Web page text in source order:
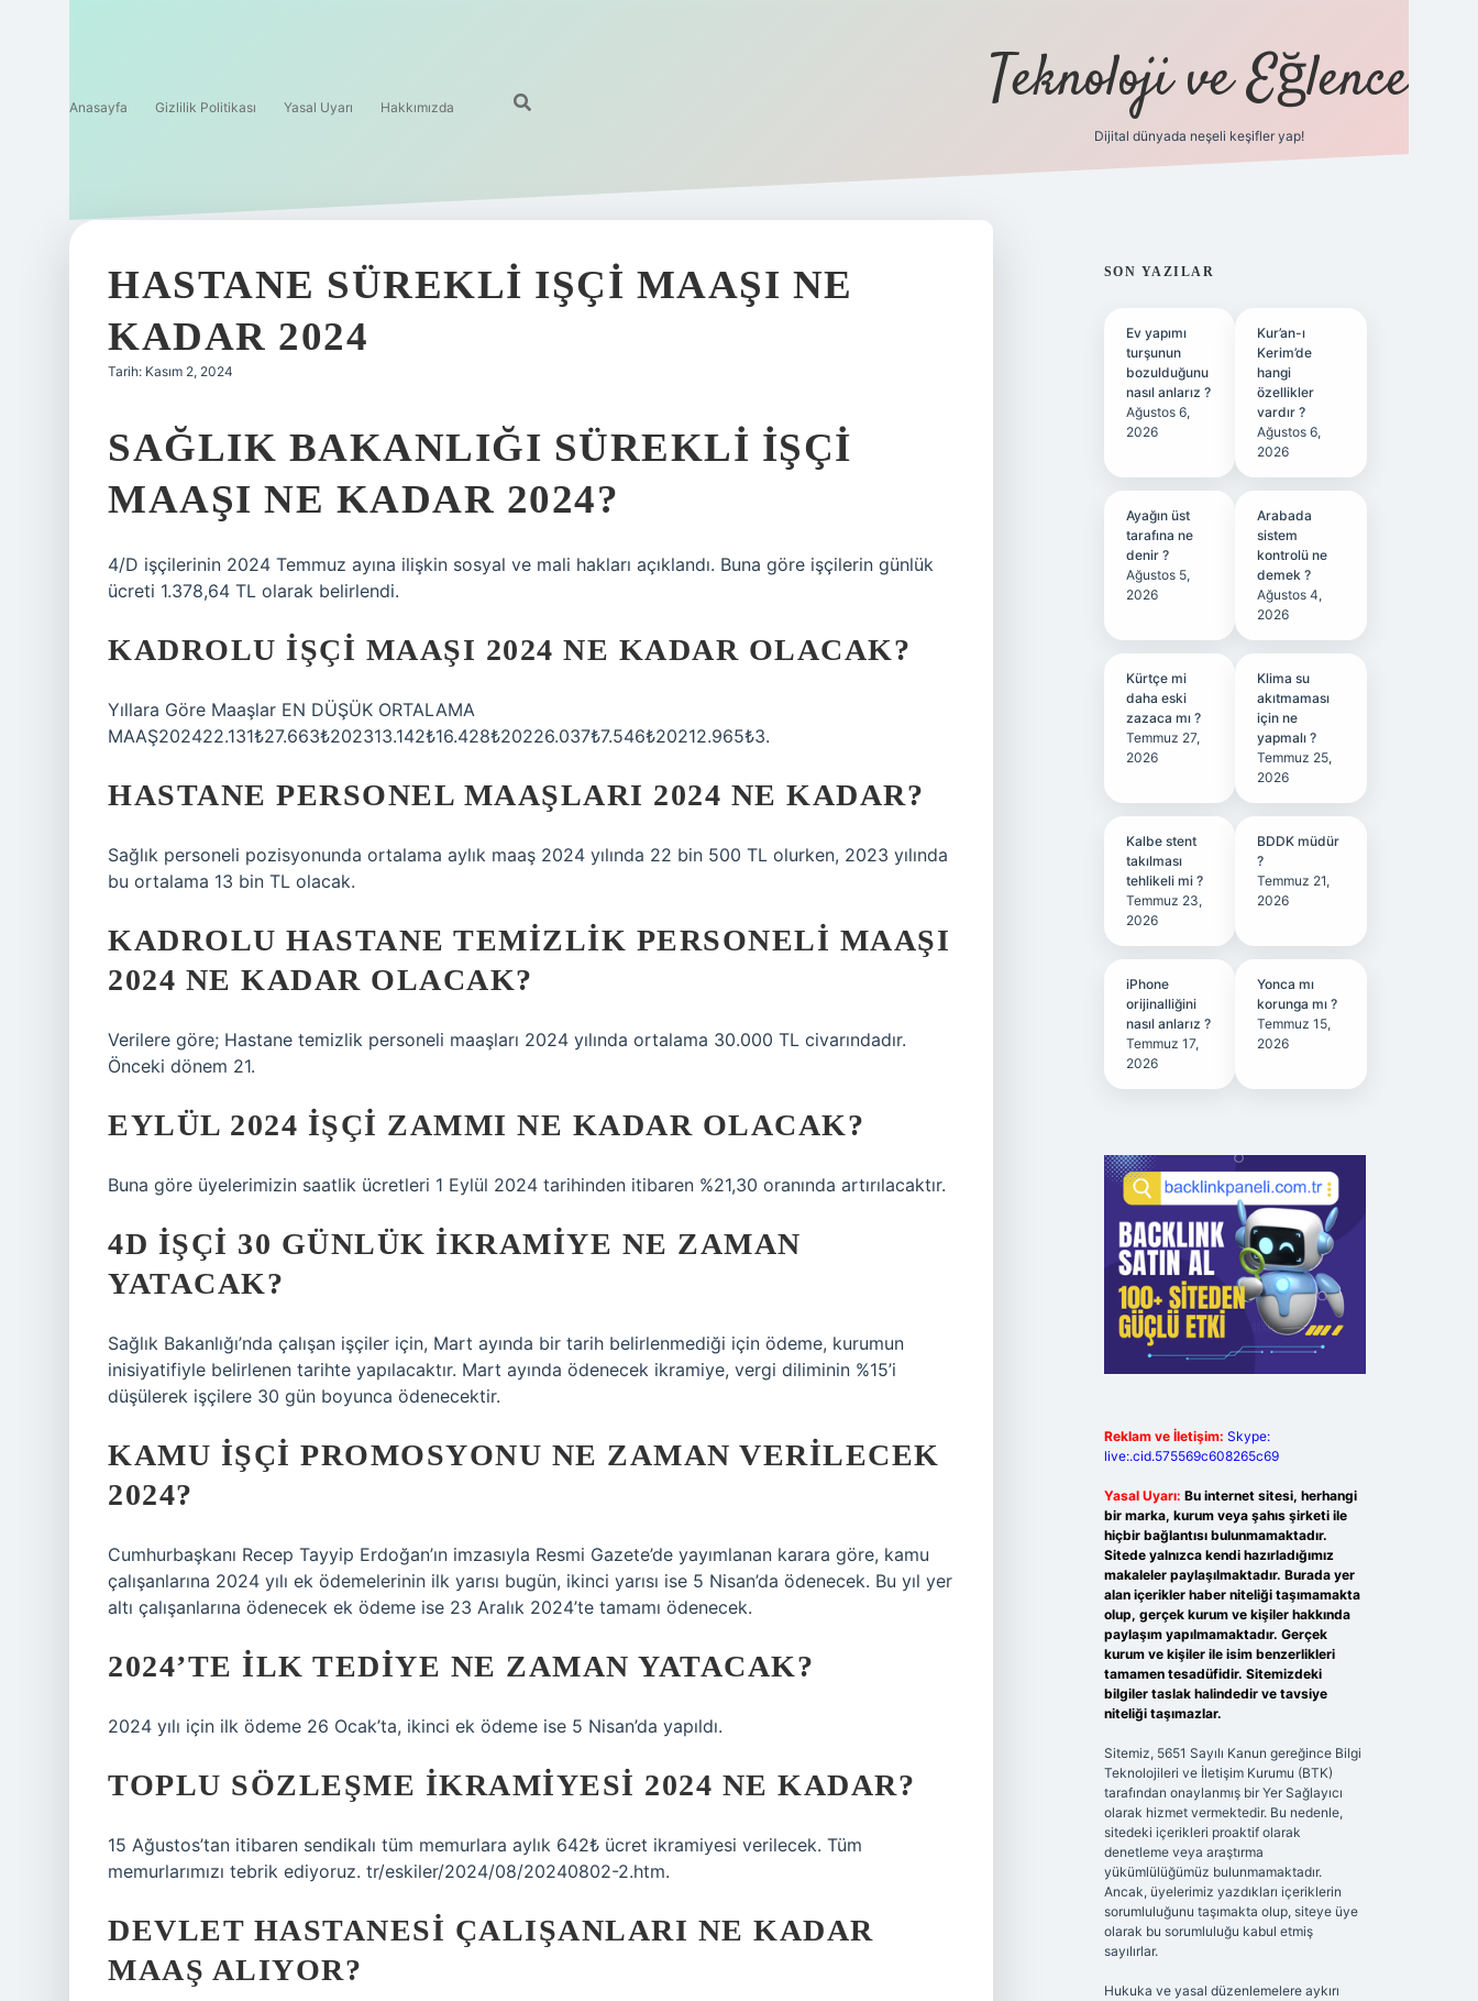
Anasayfa Gizlilik Politikası Yasal Uyarı Hakkımızda Teknoloji ve Eğlence
Dijital dünyada neşeli keşifler yap!
HASTANE SÜREKLI IŞÇI MAAŞI NE
KADAR 2024
Tarih: Kasım 2, 2024
SAĞLIK BAKANLIĞI SÜREKLI IŞÇI
MAAŞI NE KADAR 2024?
4/D işçilerinin 2024 Temmuz ayına ilişkin sosyal ve mali hakları açıklandı. Buna göre işçilerin günlük
ücreti 1.378,64 TL olarak belirlendi.
KADROLU IŞÇI MAAŞI 2024 NE KADAR OLACAK?
Yıllara Göre Maaşlar EN DÜŞÜK ORTALAMA
MAAŞ202422.131₺27.663₺202313.142₺16.428₺20226.037₺7.546₺20212.965₺3.
HASTANE PERSONEL MAAŞLARI 2024 NE KADAR?
Sağlık personeli pozisyonunda ortalama aylık maaş 2024 yılında 22 bin 500 TL olurken, 2023 yılında
bu ortalama 13 bin TL olacak.
KADROLU HASTANE TEMIZLIK PERSONELI MAAŞI
2024 NE KADAR OLACAK?
Verilere göre; Hastane temizlik personeli maaşları 2024 yılında ortalama 30.000 TL civarındadır.
Önceki dönem 21.
EYLÜL 2024 IŞÇI ZAMMI NE KADAR OLACAK?
Buna göre üyelerimizin saatlik ücretleri 1 Eylül 2024 tarihinden itibaren %21,30 oranında artırılacaktır.
4D IŞÇI 30 GÜNLÜK IKRAMIYE NE ZAMAN
YATACAK?
Sağlık Bakanlığı’nda çalışan işçiler için, Mart ayında bir tarih belirlenmediği için ödeme, kurumun
inisiyatifiyle belirlenen tarihte yapılacaktır. Mart ayında ödenecek ikramiye, vergi diliminin %15’i
düşülerek işçilere 30 gün boyunca ödenecektir.
KAMU IŞÇI PROMOSYONU NE ZAMAN VERILECEK
2024?
Cumhurbaşkanı Recep Tayyip Erdoğan’ın imzasıyla Resmi Gazete’de yayımlanan karara göre, kamu
çalışanlarına 2024 yılı ek ödemelerinin ilk yarısı bugün, ikinci yarısı ise 5 Nisan’da ödenecek. Bu yıl yer
altı çalışanlarına ödenecek ek ödeme ise 23 Aralık 2024’te tamamı ödenecek.
2024’TE ILK TEDIYE NE ZAMAN YATACAK?
2024 yılı için ilk ödeme 26 Ocak’ta, ikinci ek ödeme ise 5 Nisan’da yapıldı.
TOPLU SÖZLEŞME IKRAMIYESI 2024 NE KADAR?
15 Ağustos’tan itibaren sendikalı tüm memurlara aylık 642₺ ücret ikramiyesi verilecek. Tüm
memurlarımızı tebrik ediyoruz. tr/eskiler/2024/08/20240802-2.htm.
DEVLET HASTANESI ÇALIŞANLARI NE KADAR
MAAŞ ALIYOR?
SIDEBAR
SON YAZILAR
Ev yapımı
turşunun
bozulduğunu
nasıl anlarız ?
Ağustos 6,
2026
Kur’an-ı
Kerim’de
hangi
özellikler
vardır ?
Ağustos 6,
2026
Ayağın üst
tarafına ne
denir ?
Ağustos 5,
2026
Arabada
sistem
kontrolü ne
demek ?
Ağustos 4,
2026
Kürtçe mi
daha eski
zazaca mı ?
Temmuz 27,
2026
Klima su
akıtmaması
için ne
yapmalı ?
Temmuz 25,
2026
Kalbe stent
takılması
tehlikeli mi ?
Temmuz 23,
2026
BDDK müdür
?
Temmuz 21,
2026
iPhone
orijinalliğini
nasıl anlarız ?
Temmuz 17,
2026
Yonca mı
korunga mı ?
Temmuz 15,
2026
Reklam ve İletişim: Skype:
live:.cid.575569c608265c69
Yasal Uyarı: Bu internet sitesi, herhangi
bir marka, kurum veya şahıs şirketi ile
hiçbir bağlantısı bulunmamaktadır.
Sitede yalnızca kendi hazırladığımız
makaleler paylaşılmaktadır. Burada yer
alan içerikler haber niteliği taşımamakta
olup, gerçek kurum ve kişiler hakkında
paylaşım yapılmamaktadır. Gerçek
kurum ve kişiler ile isim benzerlikleri
tamamen tesadüfidir. Sitemizdeki
bilgiler taslak halindedir ve tavsiye
niteliği taşımazlar.
Sitemiz, 5651 Sayılı Kanun gereğince Bilgi
Teknolojileri ve İletişim Kurumu (BTK)
tarafından onaylanmış bir Yer Sağlayıcı
olarak hizmet vermektedir. Bu nedenle,
sitedeki içerikleri proaktif olarak
denetleme veya araştırma
yükümlülüğümüz bulunmamaktadır.
Ancak, üyelerimiz yazdıkları içeriklerin
sorumluluğunu taşımakta olup, siteye üye
olarak bu sorumluluğu kabul etmiş
sayılırlar.
Hukuka ve yasal düzenlemelere aykırı